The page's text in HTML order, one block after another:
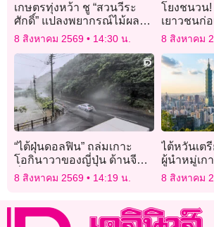
เกษตรทุ่งหว้า ชู “สวนวีระ
ศักดิ์” แปลงพยากรณ์ไม้ผล
ต้นแบบ การันตี
คุณภาพ
8 สิงหาคม 2569 14:30 น.
โยงชนวน!
เยาวชนก่
ไล่ตามหา
8 สิงหาคม
“ไต้ฝุ่นดอลฟิน” ถล่มเกาะ
โอกินาวาของญี่ปุ่น ด้านจีน
สั่งปิดท่าเรือล่วงหน้า
8 สิงหาคม 2569 14:19 น.
ไต้หวันเต
ผู้นำหมู่เก
กระแสคัด
8 สิงหาคม